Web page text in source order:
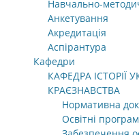
Навчально-
Анкетування
Акредитація
Аспірантура
Кафедри
КАФЕДРА ІСТОРІЇ
КРАЄЗНАВСТВА
Нормативна
Освітні